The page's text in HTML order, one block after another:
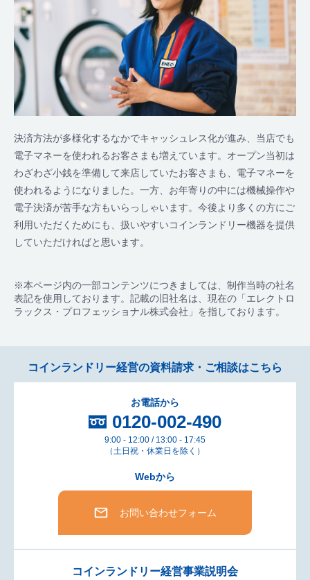
決済方法が多様化するなかでキャッシュレス化が進み、当店でも
電子マネーを使われるお客さまも増えています。オープン当初は
わざわざ小銭を準備して来店していたお客さまも、電子マネーを
使われるようになりました。一方、お年寄りの中には機械操作や
電子決済が苦手な方もいらっしゃいます。今後より多くの方にご
利用いただくためにも、扱いやすいコインランドリー機器を提供
していただければと思います。
※本ページ内の一部コンテンツにつきましては、制作当時の社名
表記を使用しております。記載の旧社名は、現在の「エレクトロ
ラックス・プロフェッショナル株式会社」を指しております。
コインランドリー経営の資料請求・ご相談はこちら
お電話から
0120-002-490
9:00 - 12:00 / 13:00 - 17:45
（土日祝・休業日を除く）
Webから
お問い合わせフォーム
コインランドリー経営事業説明会